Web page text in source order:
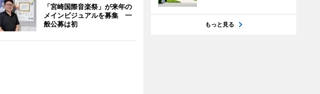
「宮崎国際音楽祭」が来年の
メインビジュアルを募集 一
般公募は初
もっと見る